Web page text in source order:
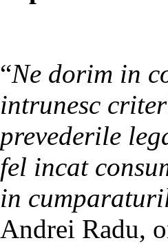
“Ne dorim in
intrunesc
prevederile
fel incat
in
Andrei Radu,